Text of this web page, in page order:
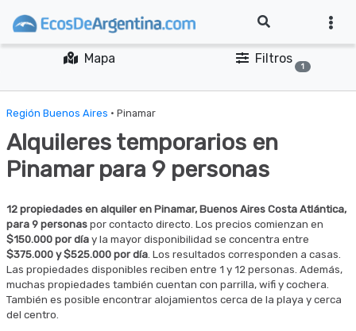
Mapa Filtros
1
Región Buenos Aires · Pinamar
Alquileres temporarios en
Pinamar para 9 personas
12 propiedades en alquiler en Pinamar, Buenos Aires Costa Atlántica,
para 9 personas por contacto directo. Los precios comienzan en
$150.000 por día y la mayor disponibilidad se concentra entre
$375.000 y $525.000 por día. Los resultados corresponden a casas.
Las propiedades disponibles reciben entre 1 y 12 personas. Además,
muchas propiedades también cuentan con parrilla, wifi y cochera.
También es posible encontrar alojamientos cerca de la playa y cerca
del centro.